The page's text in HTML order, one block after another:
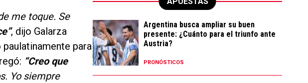
me toque. Se
, dijo Galarza
para
“Creo que
Yo siempre
Argentina busca ampliar su buen
presente: ¿Cuánto para el triunfo ante
Austria?
PRONÓSTICOS